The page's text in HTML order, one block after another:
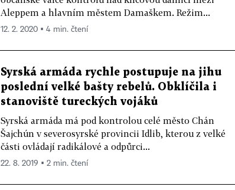
Aleppem a hlavním městem Damaškem. Režim...
12. 2. 2020 ▪ 4 min. čtení
Syrská armáda rychle postupuje na jihu
poslední velké bašty rebelů. Obklíčila i
stanoviště tureckých vojáků
Syrská armáda má pod kontrolou celé město Chán
Šajchún v severosyrské provincii Idlib, kterou z velké
části ovládají radikálové a odpůrci...
22. 8. 2019 ▪ 2 min. čtení